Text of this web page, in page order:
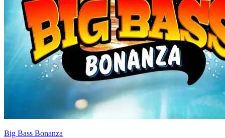
Big Bass Bonanza